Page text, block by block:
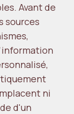
Avant de
sources
ni
d'un